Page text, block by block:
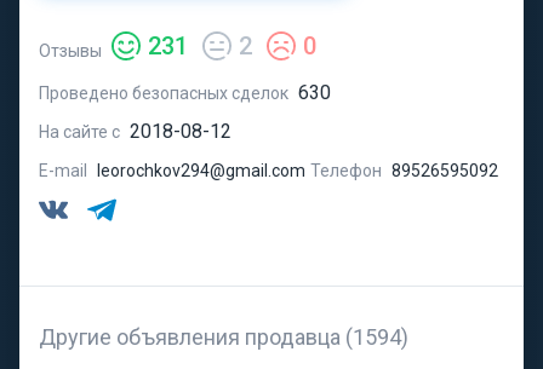
Отзывы 231 2 0
Проведено безопасных сделок 630
На сайте с 2018-08-12
E-mail leorochkov294@gmail.com Телефон 89526595092
Другие объявления продавца (1594)